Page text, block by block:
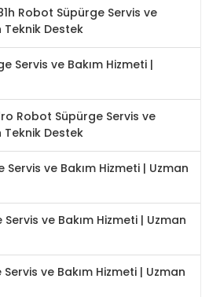
Robot Süpürge Servis ve
Teknik Destek
Servis ve Bakım Hizmeti |
Robot Süpürge Servis ve
Teknik Destek
ve Bakım Hizmeti | Uzman
ve Bakım Hizmeti | Uzman
ve Bakım Hizmeti | Uzman